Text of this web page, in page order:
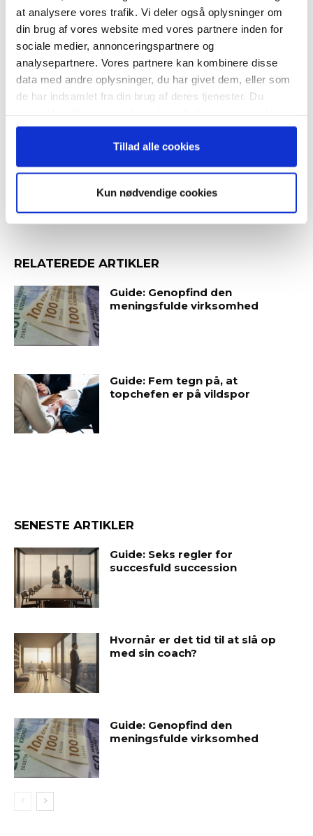
at analysere vores trafik. Vi deler også oplysninger om
din brug af vores website med vores partnere inden for
sociale medier, annonceringspartnere og
analysepartnere. Vores partnere kan kombinere disse
data med andre oplysninger, du har givet dem, eller som
de har indsamlet fra din brug af deres tjenester. Du
anvende vores hjemmeside.
Tillad alle cookies
Kun nødvendige cookies
TAGS arbejdsprocesser
beslutningstagning
bestyrelsens performance
bestyrelsesarbejde
corporate governance
Evaluating Boards and Directors
evaluering
forebyggelse af kriser kommunikation
lederskab
RELATEREDE ARTIKLER
Guide: Genopfind den
meningsfulde virksomhed
Guide: Fem tegn på, at
topchefen er på vildspor
SENESTE ARTIKLER
Guide: Seks regler for
succesfuld succession
Hvornår er det tid til at slå op
med sin coach?
Guide: Genopfind den
meningsfulde virksomhed
“Succes i en dansk bestyrelse”
Bestyrelsesguidens ugentlige nyhedsbrev samt
Tilmeld